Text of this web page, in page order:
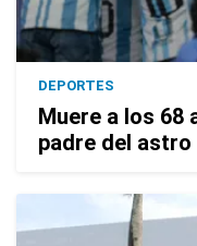
DEPORTES
Muere a los 68
padre del